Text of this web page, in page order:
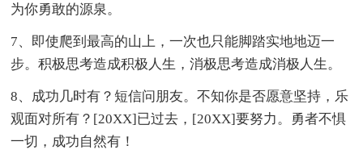
为你勇敢的源泉。
7、即使爬到最高的山上，一次也只能脚踏实地地迈一
步。积极思考造成积极人生，消极思考造成消极人生。
8、成功几时有？短信问朋友。不知你是否愿意坚持，乐
观面对所有？[20XX]已过去，[20XX]要努力。勇者不惧
一切，成功自然有！